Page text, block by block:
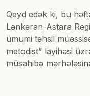
Qeyd edək ki, bu
Lənkəran-Astara
ümumi təhsil
metodist” layihəsi
müsahibə